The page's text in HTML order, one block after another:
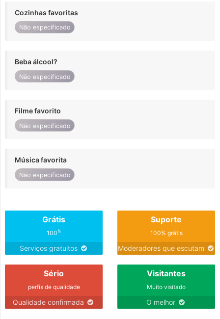
Cozinhas favoritas
Não especificado
Beba álcool?
Não especificado
Filme favorito
Não especificado
Música favorita
Não especificado
Grátis
100%
Serviços gratuitos
Suporte
100% grátis
Moderadores que escutam
Sério
perfis de qualidade
Qualidade confirmada
Visitantes
Muito visitado
O melhor